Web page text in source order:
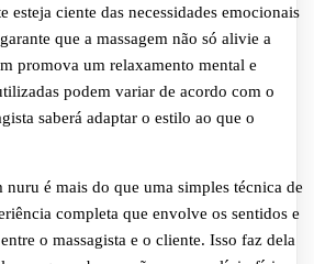
esteja ciente das necessidades emocionais
que a massagem não só alivie a
promova um relaxamento mental e
podem variar de acordo com o
saberá adaptar o estilo ao que o
nuru é mais do que uma simples técnica de
completa que envolve os sentidos e
o massagista e o cliente. Isso faz dela